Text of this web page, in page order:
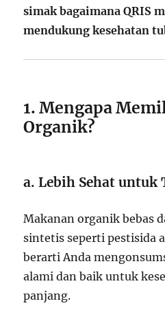
simak bagaimana QRIS
mendukung kesehatan
1. Mengapa
Organik?
a. Lebih Sehat untuk
Makanan organik bebas
sintetis seperti pestisida
berarti Anda
alami dan baik untuk
panjang.